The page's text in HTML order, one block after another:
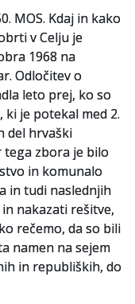
MOS. Kdaj in kako
v Celju je
1968 na
Odločitev o
leto prej, ko so
je potekal med 2.
del hrvaški
zbora je bilo
in komunalo
in tudi naslednjih
nakazati rešitve,
rečemo, da so bili
namen na sejem
in republiških, do